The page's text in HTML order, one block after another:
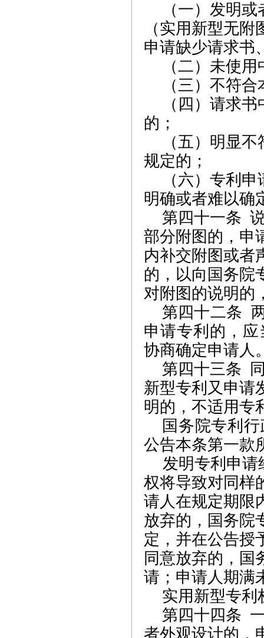
（一）发明
（实用新型无附
申请缺少请求书
（二）未使
（三）不符合
（四）请求
的；
（五）明显
规定的；
（六）专利
明确或者难以确
第四十一条
部分附图的，申
内补交附图或者
的，以向国务院
对附图的说明的
第四十二条
申请专利的，
协商确定申请人
第四十三条
新型专利又申请
明的，不适用专
国务院专利行
公告本条第一款
发明专利申请
权将导致对同样
请人在规定期限
放弃的，国务院
定，并在公告授
同意放弃的，国
请；申请人期满
实用新型专利
第四十四条
者外观设计的，